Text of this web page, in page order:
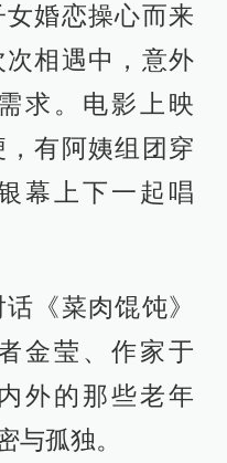
婚恋操心而来
相遇中，意外
求。电影上映
有阿姨组团穿
幕上下一起唱
《菜肉馄饨》
金莹、作家于
外的那些老年
与孤独。